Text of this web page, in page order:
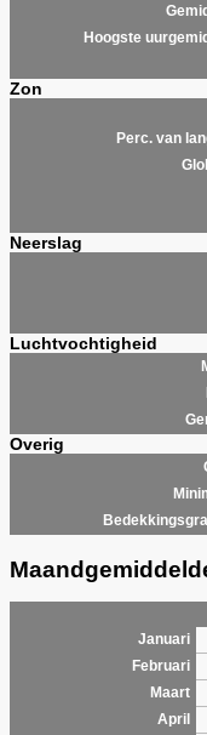
Hoogste
Zon
Perc. van
Neerslag
Luchtvochtigheid
Overig
Januari
Februari
Maart
April